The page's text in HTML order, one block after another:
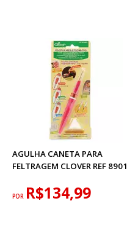
AGULHA CANETA PARA
FELTRAGEM CLOVER REF 8901
POR R$134,99